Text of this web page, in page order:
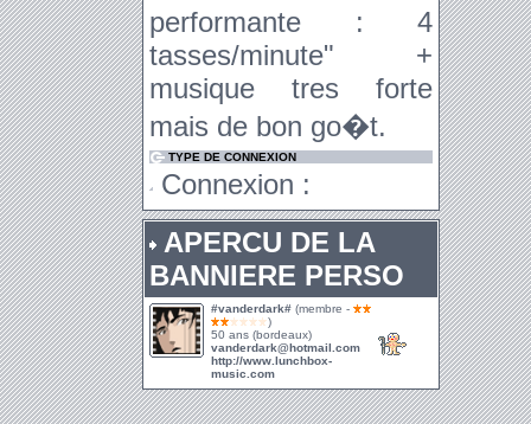
performante : 4
tasses/minute" +
musique tres forte
mais de bon go�t.
TYPE DE CONNEXION
Connexion :
APERCU DE LA
BANNIERE PERSO
#vanderdark# (membre -
)
50 ans (bordeaux)
vanderdark@hotmail.com
http://www.lunchbox-
music.com